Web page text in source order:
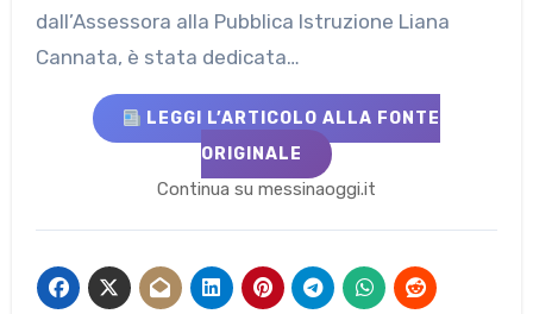
dall’Assessora alla Pubblica Istruzione Liana
Cannata, è stata dedicata…
LEGGI L’ARTICOLO ALLA FONTE
ORIGINALE
Continua su messinaoggi.it